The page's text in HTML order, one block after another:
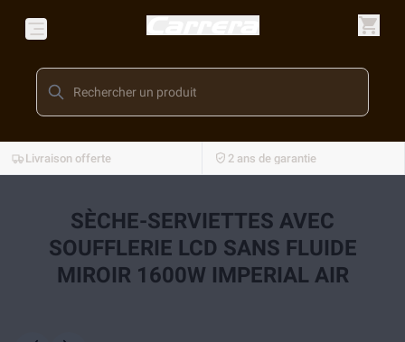
Livraison offerte 2 ans de garantie
SÈCHE-SERVIETTES AVEC
SOUFFLERIE LCD SANS FLUIDE
MIROIR 1600W IMPERIAL AIR